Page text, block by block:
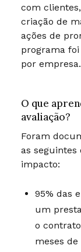
com
criação de
ações de
programa
por empresa.
O que
avaliação?
Foram
as seguintes
impacto:
95% das
um
o
meses